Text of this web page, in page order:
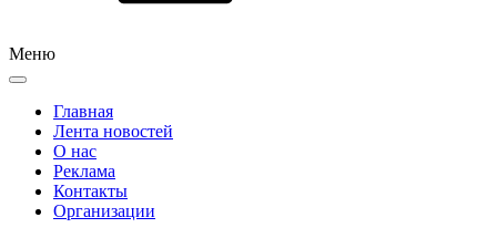
Меню
Главная
Лента новостей
О нас
Реклама
Контакты
Организации